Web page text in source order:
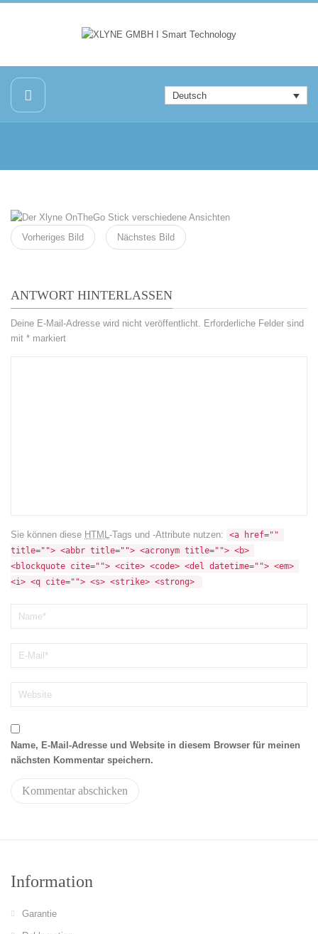
Deutsch
Vorheriges Bild Nächstes Bild
ANTWORT HINTERLASSEN
Deine E-Mail-Adresse wird nicht veröffentlicht. Erforderliche Felder sind
mit * markiert
Sie können diese HTML-Tags und -Attribute nutzen:
<a href=""
title=""> <abbr title=""> <acronym title=""> <b>
<blockquote cite=""> <cite> <code> <del datetime=""> <em>
<i> <q cite=""> <s> <strike> <strong>
Name, E-Mail-Adresse und Website in diesem Browser für meinen
nächsten Kommentar speichern.
Information
Garantie